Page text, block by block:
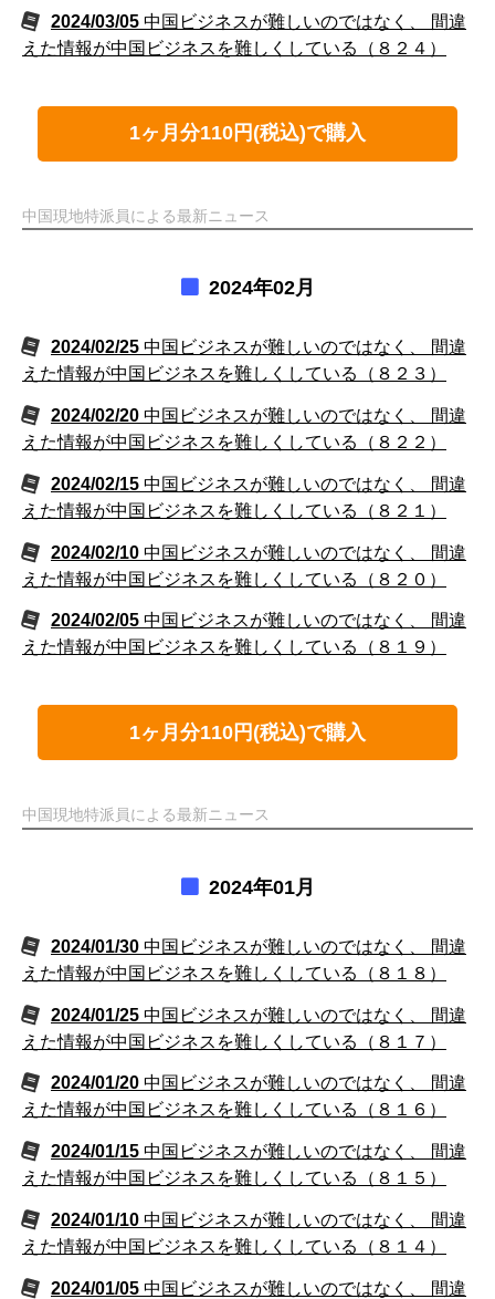
2024/03/05 中国ビジネスが難しいのではなく、 間違
えた情報が中国ビジネスを難しくしている（８２４）
1ヶ月分110円(税込)で購入
中国現地特派員による最新ニュース
2024年02月
2024/02/25 中国ビジネスが難しいのではなく、 間違
えた情報が中国ビジネスを難しくしている（８２３）
2024/02/20 中国ビジネスが難しいのではなく、 間違
えた情報が中国ビジネスを難しくしている（８２２）
2024/02/15 中国ビジネスが難しいのではなく、 間違
えた情報が中国ビジネスを難しくしている（８２１）
2024/02/10 中国ビジネスが難しいのではなく、 間違
えた情報が中国ビジネスを難しくしている（８２０）
2024/02/05 中国ビジネスが難しいのではなく、 間違
えた情報が中国ビジネスを難しくしている（８１９）
1ヶ月分110円(税込)で購入
中国現地特派員による最新ニュース
2024年01月
2024/01/30 中国ビジネスが難しいのではなく、 間違
えた情報が中国ビジネスを難しくしている（８１８）
2024/01/25 中国ビジネスが難しいのではなく、 間違
えた情報が中国ビジネスを難しくしている（８１７）
2024/01/20 中国ビジネスが難しいのではなく、 間違
えた情報が中国ビジネスを難しくしている（８１６）
2024/01/15 中国ビジネスが難しいのではなく、 間違
えた情報が中国ビジネスを難しくしている（８１５）
2024/01/10 中国ビジネスが難しいのではなく、 間違
えた情報が中国ビジネスを難しくしている（８１４）
2024/01/05 中国ビジネスが難しいのではなく、 間違